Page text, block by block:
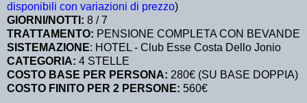
disponibili con variazioni di prezzo)
GIORNI/NOTTI: 8 / 7
TRATTAMENTO: PENSIONE COMPLETA CON BEVANDE
SISTEMAZIONE: HOTEL - Club Esse Costa Dello Jonio
CATEGORIA: 4 STELLE
COSTO BASE PER PERSONA: 280€ (SU BASE DOPPIA)
COSTO FINITO PER 2 PERSONE: 560€